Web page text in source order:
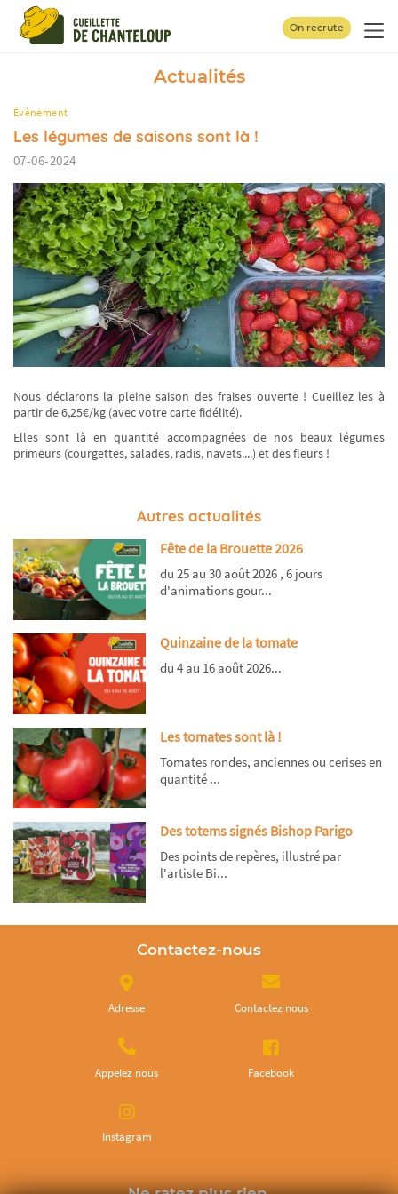
On recrute
Actualités
Évènement
Les légumes de saisons sont là !
07-06-2024
Nous déclarons la pleine saison des fraises ouverte ! Cueillez les à
partir de 6,25€/kg (avec votre carte fidélité).
Elles sont là en quantité accompagnées de nos beaux légumes
primeurs (courgettes, salades, radis, navets....) et des fleurs !
Autres actualités
Fête de la Brouette 2026
du 25 au 30 août 2026 , 6 jours
d'animations gour...
Quinzaine de la tomate
du 4 au 16 août 2026...
Les tomates sont là !
Tomates rondes, anciennes ou cerises en
quantité ...
Des totems signés Bishop Parigo
Des points de repères, illustré par
l'artiste Bi...
Contactez-nous
Adresse Contactez nous
Appelez nous Facebook
Instagram
Panneau de gestion des cookies